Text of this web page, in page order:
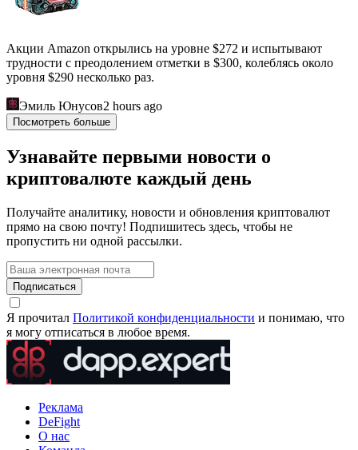
Акции Amazon открылись на уровне $272 и испытывают
трудности с преодолением отметки в $300, колеблясь около
уровня $290 несколько раз.
Эмиль Юнусов2 hours ago
Посмотреть больше
Узнавайте первыми новости о
криптовалюте каждый день
Получайте аналитику, новости и обновления криптовалют
прямо на свою почту! Подпишитесь здесь, чтобы не
пропустить ни одной рассылки.
Подписаться
Я прочитал Политикой конфиденциальности и понимаю, что
я могу отписаться в любое время.
Реклама
DeFight
О нас